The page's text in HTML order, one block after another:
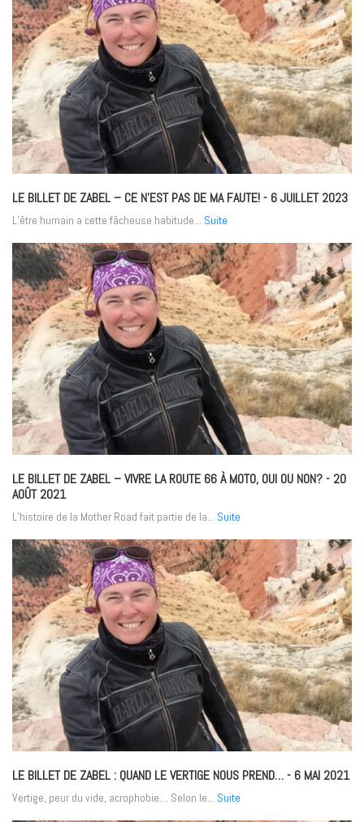
LE BILLET DE ZABEL – CE N’EST PAS DE MA FAUTE!- 6 JUILLET 2023
L’être humain a cette fâcheuse habitude... Suite
LE BILLET DE ZABEL – VIVRE LA ROUTE 66 À MOTO, OUI OU NON?- 20
AOÛT 2021
L’histoire de la Mother Road fait partie de la... Suite
LE BILLET DE ZABEL : QUAND LE VERTIGE NOUS PREND…- 6 MAI 2021
Vertige, peur du vide, acrophobie… Selon le... Suite